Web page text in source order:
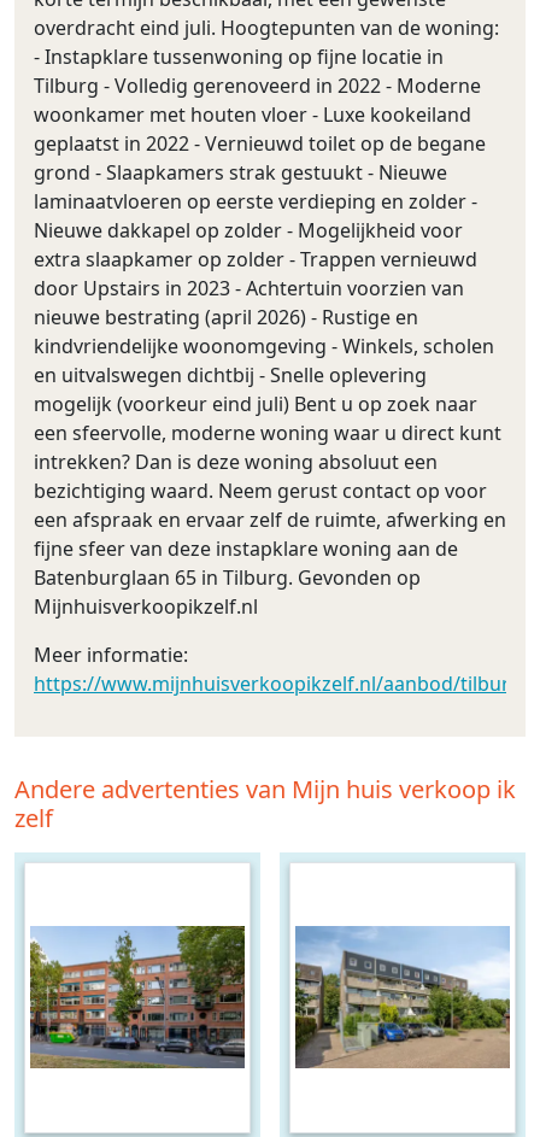
overdracht eind juli. Hoogtepunten van de woning:
- Instapklare tussenwoning op fijne locatie in
Tilburg - Volledig gerenoveerd in 2022 - Moderne
woonkamer met houten vloer - Luxe kookeiland
geplaatst in 2022 - Vernieuwd toilet op de begane
grond - Slaapkamers strak gestuukt - Nieuwe
laminaatvloeren op eerste verdieping en zolder -
Nieuwe dakkapel op zolder - Mogelijkheid voor
extra slaapkamer op zolder - Trappen vernieuwd
door Upstairs in 2023 - Achtertuin voorzien van
nieuwe bestrating (april 2026) - Rustige en
kindvriendelijke woonomgeving - Winkels, scholen
en uitvalswegen dichtbij - Snelle oplevering
mogelijk (voorkeur eind juli) Bent u op zoek naar
een sfeervolle, moderne woning waar u direct kunt
intrekken? Dan is deze woning absoluut een
bezichtiging waard. Neem gerust contact op voor
een afspraak en ervaar zelf de ruimte, afwerking en
fijne sfeer van deze instapklare woning aan de
Batenburglaan 65 in Tilburg. Gevonden op
Mijnhuisverkoopikzelf.nl
Meer informatie:
https://www.mijnhuisverkoopikzelf.nl/aanbod/tilburg/
Andere advertenties van Mijn huis verkoop ik
zelf